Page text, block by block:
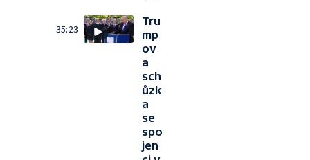
35:23
Tru
mp
ov
a
sch
ůzk
a
se
spo
jen